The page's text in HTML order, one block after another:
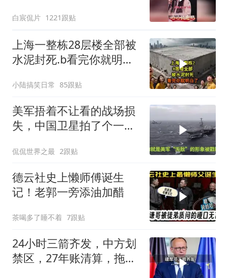
白宸侃片 1221跟贴
上海一整栋28层楼全部被
水泥封死.b看完你就明白
小陆搞笑日常 85跟贴
美军捂着不让看的战场损
失，中国卫星拍了个一清
侃侃世界之最 2跟贴
德云社史上懒师傅诞生
记！老郭一旁添油加醋
茶喝多了睡不着 7跟贴
24小时三箭齐发，中方划
禁区，27年账清算，拖船